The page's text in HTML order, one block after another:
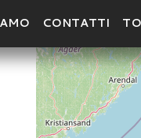
CONTATTI